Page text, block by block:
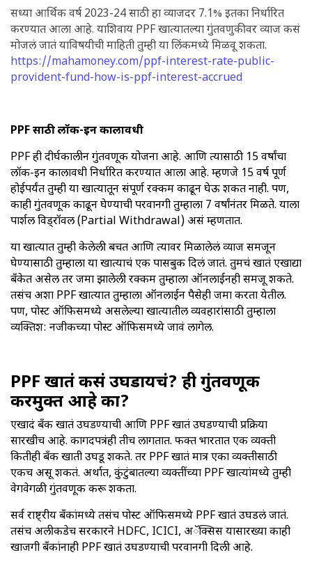
सध्या आर्थिक वर्ष 2023-24 साठी हा व्याजदर 7.1% इतका निर्धारित
करण्यात आला आहे. याशिवाय PPF खात्यातल्या गुंतवणुकीवर व्याज कसं
मोजलं जातं याविषयीची माहिती तुम्ही या लिंकमध्ये मिळवू शकता.
https://mahamoney.com/ppf-interest-rate-public-
provident-fund-how-is-ppf-interest-accrued
PPF साठी लॉक-इन कालावधी
PPF ही दीर्घकालीन गुंतवणूक योजना आहे. आणि त्यासाठी 15 वर्षांचा
लॉक-इन कालावधी निर्धारित करण्यात आला आहे. म्हणजे 15 वर्ष पूर्ण
होईपर्यंत तुम्ही या खात्यातून संपूर्ण रक्कम काढून घेऊ शकत नाही. पण,
काही गुंतवणूक काढून घेण्याची परवानगी तुम्हाला 7 वर्षांनंतर मिळते. याला
पार्शल विड्रॉवल (Partial Withdrawal) असं म्हणतात.
या खात्यात तुम्ही केलेली बचत आणि त्यावर मिळालेलं व्याज समजून
घेण्यासाठी तुम्हाला या खात्याचं एक पासबुक दिलं जातं. तुमचं खातं एखाद्या
बँकेत असेल तर जमा झालेली रक्कम तुम्हाला ऑनलाईनही समजू शकते.
तसंच अशा PPF खात्यात तुम्हाला ऑनलाईन पैसेही जमा करता येतील.
पण, पोस्ट ऑफिसमध्ये असलेल्या खात्यातील व्यवहारांसाठी तुम्हाला
व्यक्तिश: नजीकच्या पोस्ट ऑफिसमध्ये जावं लागेल.
PPF खातं कसं उघडायचं? ही गुंतवणूक
करमुक्त आहे का?
एखादं बँक खातं उघडण्याची आणि PPF खातं उघडण्याची प्रक्रिया
सारखीच आहे. कागदपत्रंही तीच लागतात. फक्त भारतात एक व्यक्ती
कितीही बँक खाती उघडू शकते. तर PPF खातं मात्र एका व्यक्तीसाठी
एकच असू शकतं. अर्थात, कुंटुंबातल्या व्यक्तींच्या PPF खात्यांमध्ये तुम्ही
वेगवेगळी गुंतवणूक करू शकता.
सर्व राष्ट्रीय बँकांमध्ये तसंच पोस्ट ऑफिसमध्ये PPF खातं उघडलं जातं.
तसंच अलीकडेच सरकारने HDFC, ICICI, अॅक्सिस यासारख्या काही
खाजगी बँकांनाही PPF खातं उघडण्याची परवानगी दिली आहे.